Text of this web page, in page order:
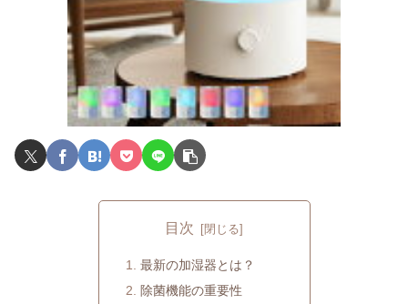
目次
最新の加湿器とは？
除菌機能の重要性